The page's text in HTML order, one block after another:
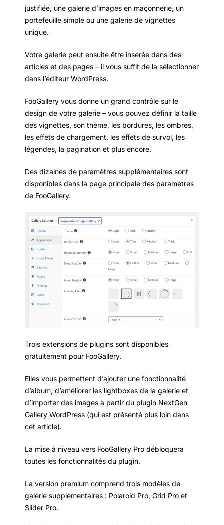
justifiée, une galerie d’images en maçonnerie, un
portefeuille simple ou une galerie de vignettes
unique.
Votre galerie peut ensuite être insérée dans des
articles et des pages – il vous suffit de la sélectionner
dans l’éditeur WordPress.
FooGallery vous donne un grand contrôle sur le
design de votre galerie – vous pouvez définir la taille
des vignettes, son thème, les bordures, les ombres,
les effets de chargement, les effets de survol, les
légendes, la pagination et plus encore.
Des dizaines de paramètres supplémentaires sont
disponibles dans la page principale des paramètres
de FooGallery.
Trois extensions de plugins sont disponibles
gratuitement pour FooGallery.
Elles vous permettent d’ajouter une fonctionnalité
d’album, d’améliorer les lightboxes de la galerie et
d’importer des images à partir du plugin NextGen
Gallery WordPress (qui est présenté plus loin dans
cet article).
La mise à niveau vers FooGallery Pro débloquera
toutes les fonctionnalités du plugin.
La version premium comprend trois modèles de
galerie supplémentaires : Polaroid Pro, Grid Pro et
Slider Pro.